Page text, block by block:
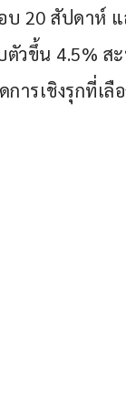
บ 20 สัปดาห์
ตัวขึ้น 4.5% ส
ารเชิงรุกที่เลื